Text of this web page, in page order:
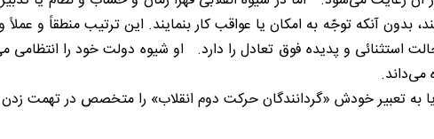
بدون آنکه توجّه به امکان یا عواقب کار بنمایند. این ترتیب منطقاً و
استثنائی و پدیده فوق تعادل را دارد. او شیوه دولت خود را
می‌داند.
یا به تعبیر خودش «گردانندگان حرکت دوم انقلاب» را متخصص در تهمت